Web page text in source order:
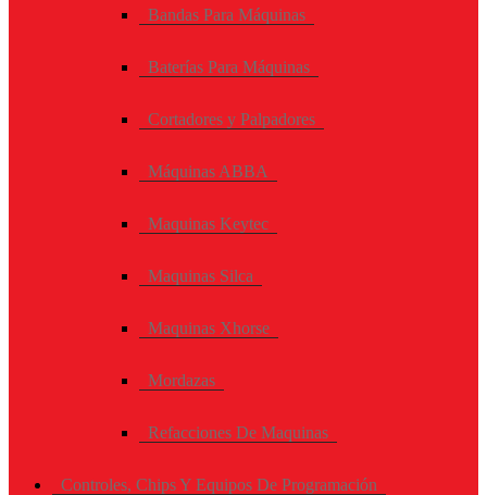
Bandas Para Máquinas
Baterías Para Máquinas
Cortadores y Palpadores
Máquinas ABBA
Maquinas Keytec
Maquinas Silca
Maquinas Xhorse
Mordazas
Refacciones De Maquinas
Controles, Chips Y Equipos De Programación